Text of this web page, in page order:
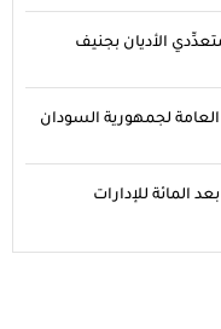
الأديان بجنيف
العامة لجمهورية السودان
المائة للإدارات